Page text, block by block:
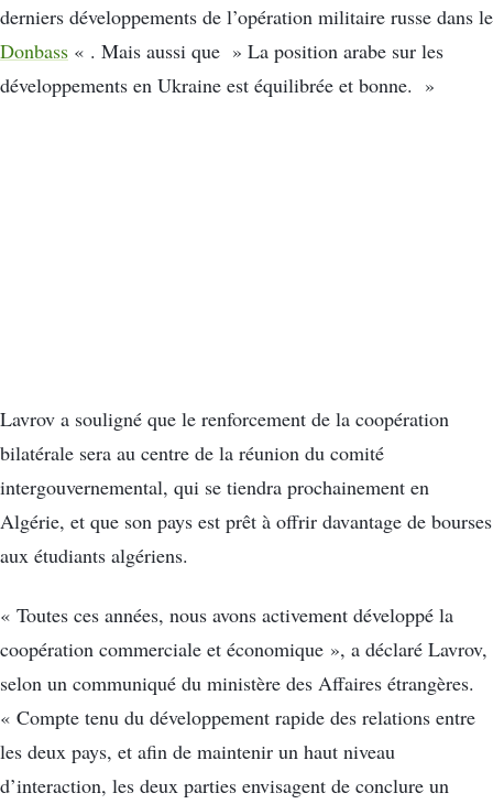
derniers développements de l’opération militaire russe dans le
Donbass « . Mais aussi que » La position arabe sur les
développements en Ukraine est équilibrée et bonne. »
Lavrov a souligné que le renforcement de la coopération
bilatérale sera au centre de la réunion du comité
intergouvernemental, qui se tiendra prochainement en
Algérie, et que son pays est prêt à offrir davantage de bourses
aux étudiants algériens.
« Toutes ces années, nous avons activement développé la
coopération commerciale et économique », a déclaré Lavrov,
selon un communiqué du ministère des Affaires étrangères.
« Compte tenu du développement rapide des relations entre
les deux pays, et afin de maintenir un haut niveau
d’interaction, les deux parties envisagent de conclure un